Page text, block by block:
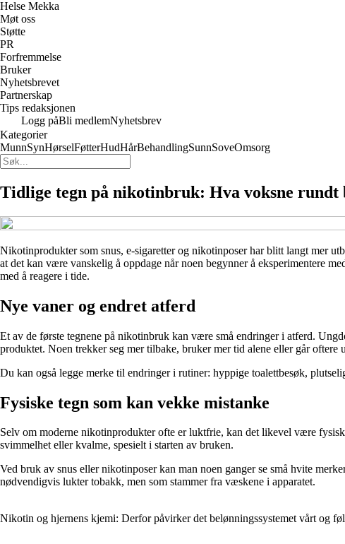
Helse Mekka
Møt oss
Støtte
PR
Forfremmelse
Bruker
Nyhetsbrevet
Partnerskap
Tips redaksjonen
Logg påBli medlemNyhetsbrev
Kategorier
MunnSynHørselFøtterHudHårBehandlingSunnSoveOmsorg
Tidlige tegn på nikotinbruk: Hva voksne rundt
Nikotinprodukter som snus, e-sigaretter og nikotinposer har blitt langt mer
at det kan være vanskelig å oppdage når noen begynner å eksperimentere
med å reagere i tide.
Nye vaner og endret atferd
Et av de første tegnene på nikotinbruk kan være små endringer i atferd.
produktet. Noen trekker seg mer tilbake, bruker mer tid alene eller går oftere
Du kan også legge merke til endringer i rutiner: hyppige toalettbesøk,
Fysiske tegn som kan vekke mistanke
Selv om moderne nikotinprodukter ofte er luktfrie, kan det likevel være
svimmelhet eller kvalme, spesielt i starten av bruken.
Ved bruk av snus eller nikotinposer kan man noen ganger se små hvite
nødvendigvis lukter tobakk, men som stammer fra væskene i apparatet.
Nikotin og hjernens kjemi: Derfor påvirker det belønningssystemet vårt og